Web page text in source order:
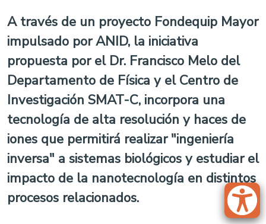
A través de un proyecto Fondequip Mayor
impulsado por ANID, la iniciativa
propuesta por el Dr. Francisco Melo del
Departamento de Física y el Centro de
Investigación SMAT-C, incorpora una
tecnología de alta resolución y haces de
iones que permitirá realizar "ingeniería
inversa" a sistemas biológicos y estudiar el
impacto de la nanotecnología en distintos
procesos relacionados.